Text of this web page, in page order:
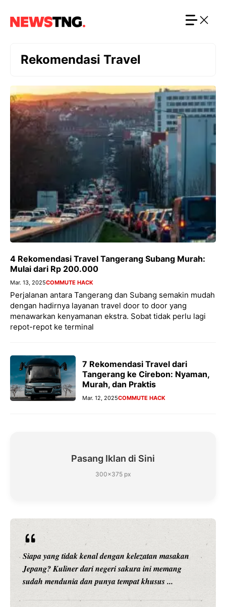
Rekomendasi Travel
4 Rekomendasi Travel Tangerang Subang Murah:
Mulai dari Rp 200.000
Mar. 13, 2025COMMUTE HACK
Perjalanan antara Tangerang dan Subang semakin mudah
dengan hadirnya layanan travel door to door yang
menawarkan kenyamanan ekstra. Sobat tidak perlu lagi
repot-repot ke terminal
7 Rekomendasi Travel dari
Tangerang ke Cirebon: Nyaman,
Murah, dan Praktis
Mar. 12, 2025COMMUTE HACK
Pasang Iklan di Sini
300×375 px
Siapa yang tidak kenal dengan kelezatan masakan
Jepang? Kuliner dari negeri sakura ini memang
sudah mendunia dan punya tempat khusus ...